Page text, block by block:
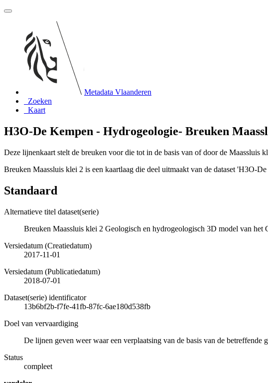
Metadata Vlaanderen
Zoeken
Kaart
H3O-De Kempen - Hydrogeologie- Breuken
Deze lijnenkaart stelt de breuken voor die tot in de basis van of door de Maassluis
Breuken Maassluis klei 2 is een kaartlaag die deel uitmaakt van de dataset 'H3O-
Standaard
Alternatieve titel dataset(serie)
Breuken Maassluis klei 2 Geologisch en hydrogeologisch 3D model van
Versiedatum (Creatiedatum)
2017-11-01
Versiedatum (Publicatiedatum)
2018-07-01
Dataset(serie) identificator
13b6bf2b-f7fe-41fb-87fc-6ae180d538fb
Doel van vervaardiging
De lijnen geven weer waar een verplaatsing van de basis van de betreffende
Status
compleet